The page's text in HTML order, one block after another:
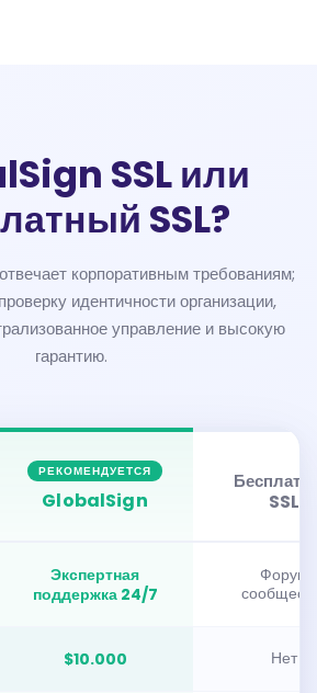
SSL или
SSL?
корпоративным требованиям;
идентичности организации,
управление и высокую
гарантию.
РЕКОМЕНДУЕТСЯ
GlobalSign
SSL
Экспертная
поддержка 24/7
Форум
$10.000 Нет